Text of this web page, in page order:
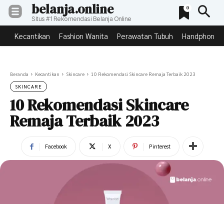
0
belanja.online
Situs #1 Rekomendasi Belanja Online
Kecantikan Fashion Wanita Perawatan Tubuh Handphone
Beranda Kecantikan Skincare
10 Rekomendasi Skincare Remaja Terbaik 2023
SKINCARE
10 Rekomendasi Skincare
Remaja Terbaik 2023
Facebook X Pinterest